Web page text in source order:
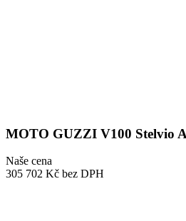
MOTO GUZZI V100 Stelvio
Naše cena
305 702 Kč bez DPH